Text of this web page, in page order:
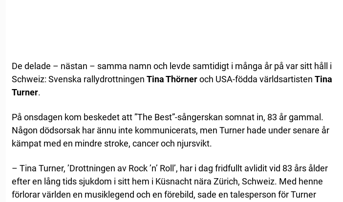
De delade – nästan – samma namn och levde samtidigt i många år på var sitt håll i
Schweiz: Svenska rallydrottningen Tina Thörneroch USA-födda världsartisten Tina
Turner.
På onsdagen kom beskedet att ”The Best”-sångerskan somnat in, 83 år gammal.
Någon dödsorsak har ännu inte kommunicerats, men Turner hade under senare år
kämpat med en mindre stroke, cancer och njursvikt.
– Tina Turner, ’Drottningen av Rock ’n’ Roll’, har i dag fridfullt avlidit vid 83 års ålder
efter en lång tids sjukdom i sitt hem i Küsnacht nära Zürich, Schweiz. Med henne
förlorar världen en musiklegend och en förebild, sade en talesperson för Turner